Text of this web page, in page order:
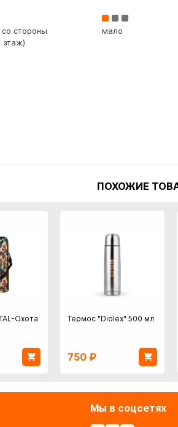
со стороны
этаж)
мало
ПОХОЖИЕ
Охота
Термос "Diolex" 500 мл
750 ₽
Мы в соцсетях